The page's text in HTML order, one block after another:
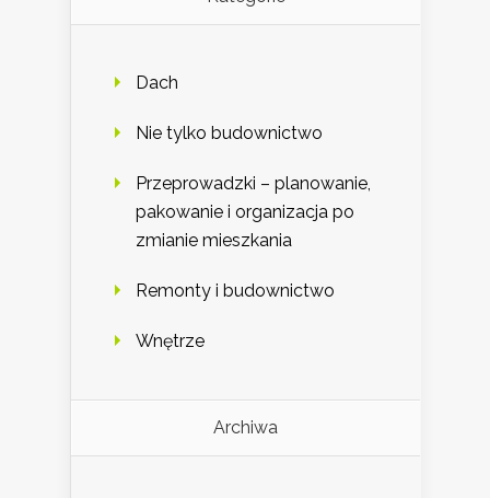
Dach
Nie tylko budownictwo
Przeprowadzki – planowanie,
pakowanie i organizacja po
zmianie mieszkania
Remonty i budownictwo
Wnętrze
Archiwa